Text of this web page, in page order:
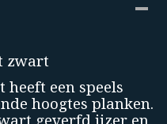
zwart
heeft een speels
hoogtes planken.
geverfd ijzer en